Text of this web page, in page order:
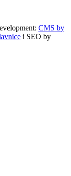
CMS by
i SEO by